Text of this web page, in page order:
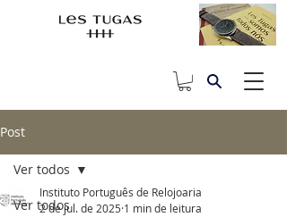
Post
Ver todos
Ver todos
Instituto Português de Relojoaria
2 de jul. de 2025 1 min de leitura